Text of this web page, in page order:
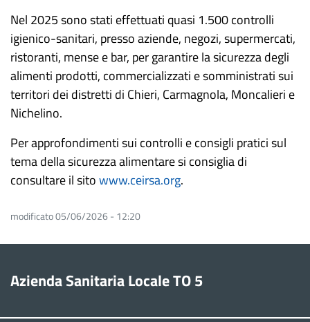
Nel 2025sono stati effettuati quasi 1.500 controlli
igienico-sanitari, pressoaziende, negozi, supermercati,
ristoranti, mense e bar, per garantire la sicurezza degli
alimenti prodotti, commercializzati e somministrati sui
territori dei distretti di Chieri, Carmagnola, Moncalieri e
Nichelino.
Per approfondimenti sui controlli e consigli pratici sul
tema della sicurezza alimentare si consiglia di
consultare il sitowww.ceirsa.org.
modificato 05/06/2026 - 12:20
Azienda Sanitaria Locale TO 5